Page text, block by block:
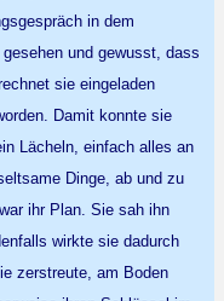
in dem
und gewusst, dass
sie eingeladen
Damit konnte sie
Lächeln, einfach alles an
Dinge, ab und zu
ihr Plan. Sie sah ihn
wirkte sie dadurch
zerstreute, am Boden